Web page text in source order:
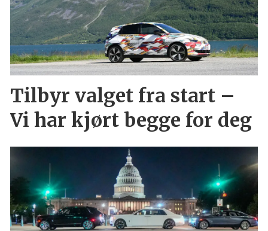
Tilbyr valget fra start –
Vi har kjørt begge for deg